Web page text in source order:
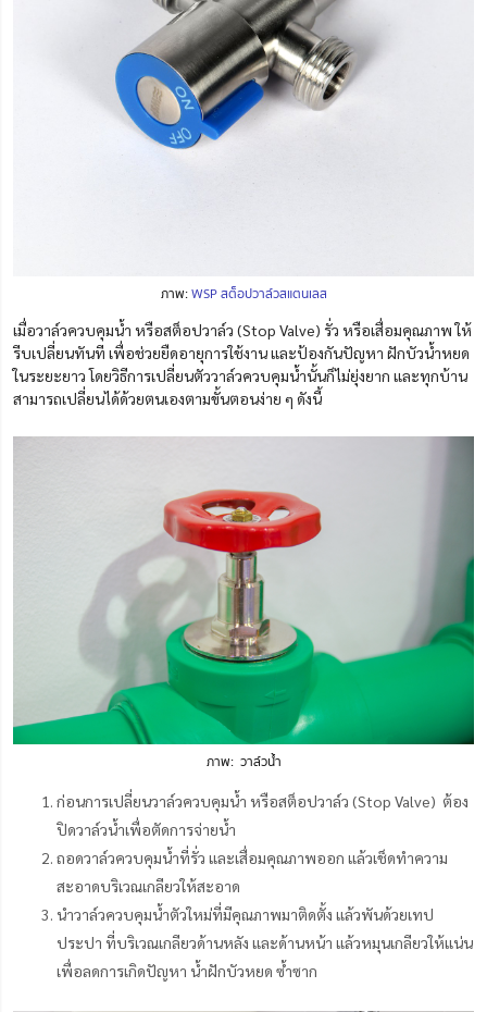
ภาพ:WSP สต็อปวาล์วสแตนเลส
เมื่อวาล์วควบคุมน้ำ หรือสต็อปวาล์ว (Stop Valve) รั่ว หรือเสื่อมคุณภาพ ให้
รีบเปลี่ยนทันที เพื่อช่วยยืดอายุการใช้งาน และป้องกันปัญหา ฝักบัวน้ำหยด
ในระยะยาว โดยวิธีการเปลี่ยนตัววาล์วควบคุมน้ำนั้นก็ไม่ยุ่งยาก และทุกบ้าน
สามารถเปลี่ยนได้ด้วยตนเองตามขั้นตอนง่าย ๆ ดังนี้
ภาพ: วาล์วน้ำ
ก่อนการเปลี่ยนวาล์วควบคุมน้ำ หรือสต็อปวาล์ว (Stop Valve) ต้อง
ปิดวาล์วน้ำเพื่อตัดการจ่ายน้ำ
ถอดวาล์วควบคุมน้ำที่รั่ว และเสื่อมคุณภาพออก แล้วเช็ดทำความ
สะอาดบริเวณเกลียวให้สะอาด
นำวาล์วควบคุมน้ำตัวใหม่ที่มีคุณภาพมาติดตั้ง แล้วพันด้วยเทป
ประปา ที่บริเวณเกลียวด้านหลัง และด้านหน้า แล้วหมุนเกลียวให้แน่น
เพื่อลดการเกิดปัญหา น้ำฝักบัวหยด ซ้ำซาก